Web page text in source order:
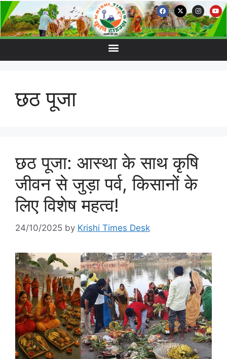
छठ पूजा
छठ पूजा: आस्था के साथ कृषि
जीवन से जुड़ा पर्व, किसानों के
लिए विशेष महत्व!
24/10/2025 by Krishi Times Desk